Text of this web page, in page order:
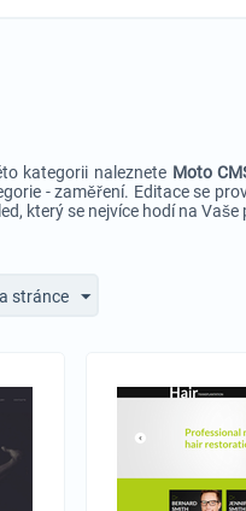
kategorii naleznete Moto
- zaměření. Editace se
který se nejvíce hodí na
stránce